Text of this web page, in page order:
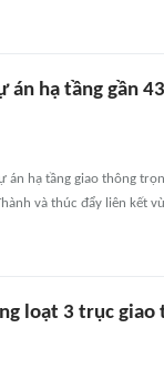
án hạ tầng gần
án hạ tầng giao thông
và thúc đẩy liên kết
loạt 3 trục